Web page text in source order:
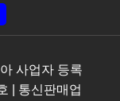
사업자 등록
| 통신판매업